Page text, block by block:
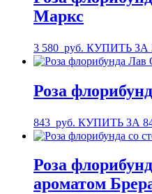
Маркс
3 580 руб. КУПИТЬ ЗА
Роза
843 руб. КУПИТЬ ЗА
Роза
ароматом